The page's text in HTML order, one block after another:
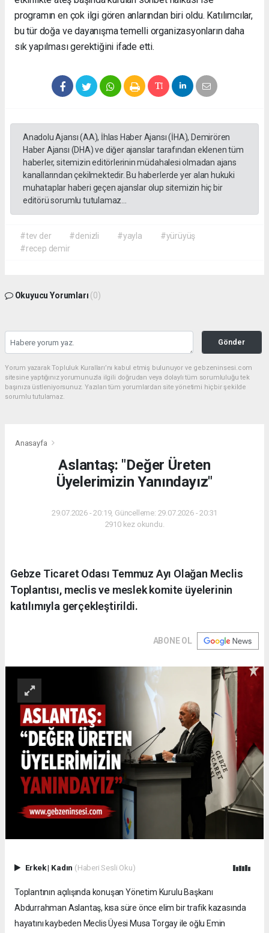
programın en çok ilgi gören anlarından biri oldu. Katılımcılar,
bu tür doğa ve dayanışma temelli organizasyonların daha
sık yapılması gerektiğini ifade etti.
Anadolu Ajansı (AA), İhlas Haber Ajansı (İHA), Demirören
Haber Ajansı (DHA) ve diğer ajanslar tarafından eklenen tüm
haberler, sitemizin editörlerinin müdahalesi olmadan ajans
kanallarından çekilmektedir. Bu haberlerde yer alan hukuki
muhataplar haberi geçen ajanslar olup sitemizin hiç bir
editörü sorumlu tutulamaz...
#tev der #denizli #yayla
#yürüyüş
#recep demir
Okuyucu Yorumları (0)
Gönder
Yorum yazarak Topluluk Kuralları’nı kabul etmiş bulunuyor ve gebzeninsesi.com
sitesine yaptığınız yorumunuzla ilgili doğrudan veya dolaylı tüm sorumluluğu tek
başınıza üstleniyorsunuz. Yazılan tüm yorumlardan site yönetimi hiçbir şekilde
sorumlu tutulamaz.
Anasayfa
Aslantaş: "Değer Üreten
Üyelerimizin Yanındayız"
29.07.2026 - 20:19, Güncelleme: 29.07.2026 - 20:31
2910 kez okundu.
Gebze Ticaret Odası Temmuz Ayı Olağan Meclis
Toplantısı, meclis ve meslek komite üyelerinin
katılımıyla gerçekleştirildi.
ABONE OL
Erkek| Kadın (Haberi Sesli Oku)
Toplantının açılışında konuşan Yönetim Kurulu Başkanı
Abdurrahman Aslantaş, kısa süre önce elim bir trafik kazasında
hayatını kaybeden Meclis Üyesi Musa Torgay ile oğlu Emin